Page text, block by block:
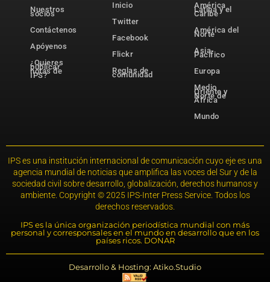
Nuestros
socios
Contáctenos
Apóyenos
¿Quieres
publicar
notas de
IPS?
Inicio
Twitter
Facebook
Flickr
Reglas de
comunidad
América
Latina y el
Caribe
América del
Norte
Asia-
Pacífico
Europa
Medio
Oriente y
Norte de
África
Mundo
IPS es una institución internacional de comunicación cuyo eje es una
agencia mundial de noticias que amplifica las voces del Sur y de la
sociedad civil sobre desarrollo, globalización, derechos humanos y
ambiente. Copyright © 2025 IPS-Inter Press Service. Todos los
derechos reservados.
IPS es la única organización periodística mundial con más
personal y corresponsales en el mundo en desarrollo que en los
países ricos. DONAR
Desarrollo & Hosting: Atiko.Studio